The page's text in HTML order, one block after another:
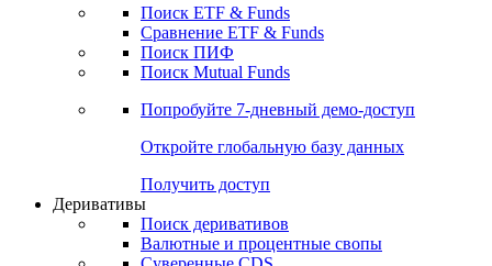
Откройте глобальную базу данных
Получить доступ
ETF & Funds
Сравнение ETF & Funds
Поиск Mutual Funds
Попробуйте7-дневный
Откройте глобальную базу данных
Получить доступ